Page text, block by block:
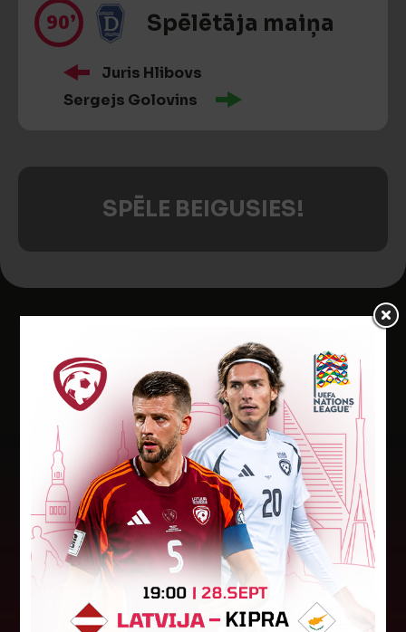
90’ Spēlētāja maiņa
Juris Hlibovs
Sergejs Golovins
SPĒLE BEIGUSIES!
Jaunākās ziņas